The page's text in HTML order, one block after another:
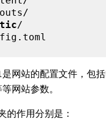
/
是网站的配置文件，包括
网站参数。
的作用分别是：